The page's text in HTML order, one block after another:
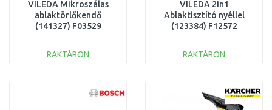
VILEDA Mikroszálas
ablaktörlőkendő
(141327) F03529
RAKTÁRON
Összehasonlítás
VILEDA 2in1
Ablaktisztító nyéllel
(123384) F12572
RAKTÁRON
Összehasonlítás